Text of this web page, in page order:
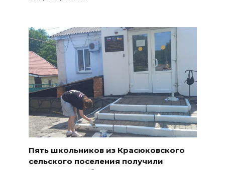
Пять школьников из Красюковского
сельского поселения получили